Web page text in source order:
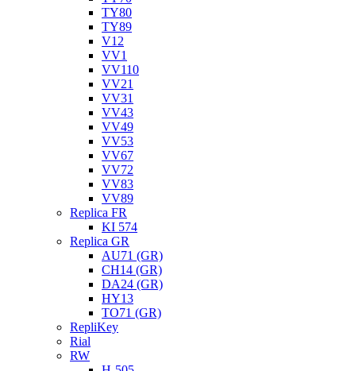
TY80
TY89
V12
VV1
VV110
VV21
VV31
VV43
VV49
VV53
VV67
VV72
VV83
VV89
Replica FR
KI 574
Replica GR
AU71 (GR)
CH14 (GR)
DA24 (GR)
HY13
TO71 (GR)
RepliKey
Rial
RW